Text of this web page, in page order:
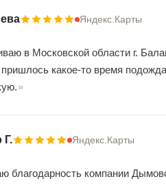
Яндекс.Карты
в Московской области г.
пришлось какое-то время
Г. Яндекс.Карты
благодарность компании